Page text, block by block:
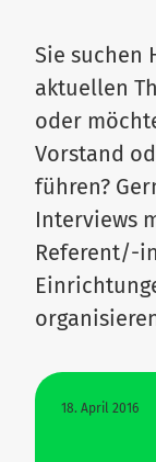
Sie suchen
aktu­ellen
oder
Vor­stand
führen?
Inter­views
Referent/​-​
18. April 2016